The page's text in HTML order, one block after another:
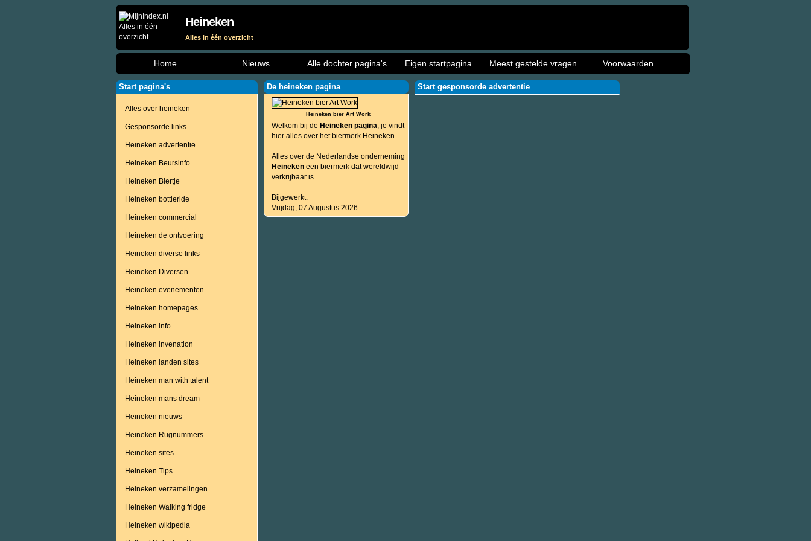
Heineken
Alles in één overzicht
Home Nieuws Alle dochter pagina's Eigen startpagina Meest gestelde vragen Voorwaarden
Start pagina's
Alles over heineken
Gesponsorde links
Heineken advertentie
Heineken Beursinfo
Heineken Biertje
Heineken bottleride
Heineken commercial
Heineken de ontvoering
Heineken diverse links
Heineken Diversen
Heineken evenementen
Heineken homepages
Heineken info
Heineken invenation
Heineken landen sites
Heineken man with talent
Heineken mans dream
Heineken nieuws
Heineken Rugnummers
Heineken sites
Heineken Tips
Heineken verzamelingen
Heineken Walking fridge
Heineken wikipedia
De heineken pagina
Heineken bier Art Work
Welkom bij de Heineken pagina, je vindt
hier alles over het biermerk Heineken.
Alles over de Nederlandse onderneming
Heineken een biermerk dat wereldwijd
verkrijbaar is.
Bijgewerkt:
Vrijdag, 07 Augustus 2026
Start gesponsorde advertentie